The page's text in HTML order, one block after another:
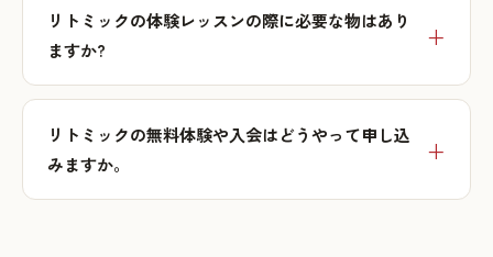
リトミックの体験レッスンの際に必要な物はあり
ますか?
リトミックの無料体験や入会はどうやって申し込
みますか。